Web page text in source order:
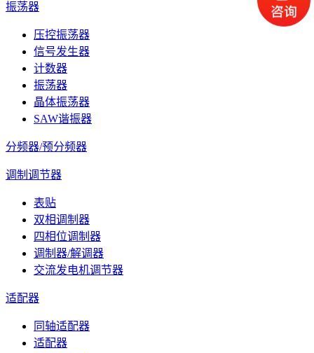
振荡器
压控振荡器
信号发生器
计数器
振荡器
晶体振荡器
SAW谐振器
分频器/预分频器
调制调节器
表贴
双相调制器
四相位调制器
调制器/解调器
交流发电机调节器
适配器
同轴适配器
适配器